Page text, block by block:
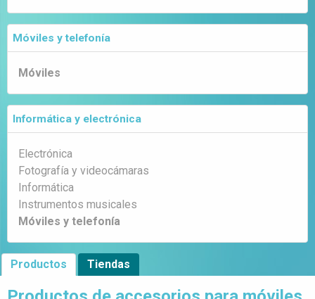
Móviles y telefonía
Móviles
Informática y electrónica
Electrónica
Fotografía y videocámaras
Informática
Instrumentos musicales
Móviles y telefonía
Productos Tiendas